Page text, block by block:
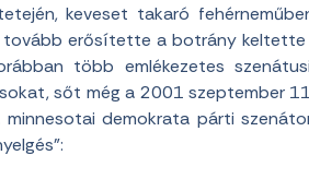
keveset takaró
erősítette a botrány keltette
több emlékezetes
sőt még a 2001 szeptember
demokrata párti